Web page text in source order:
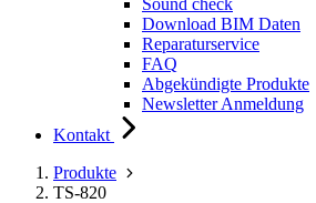
Sound check
Download BIM Daten
Reparaturservice
FAQ
Abgekündigte Produkte
Newsletter Anmeldung
Kontakt
Produkte
TS-820